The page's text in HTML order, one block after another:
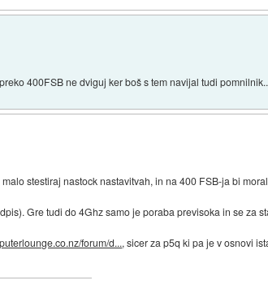
400FSB ne dviguj ker boš s tem navijal tudi
stestiraj nastock nastavitvah, in na 400 FSB-ja bi
Gre tudi do 4Ghz samo je poraba previsoka in se za
forum/d..., sicer za p5q ki pa je v osnovi